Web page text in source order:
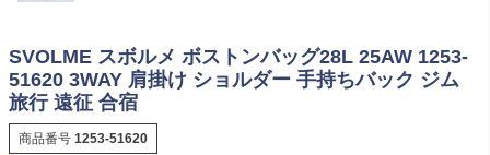
SVOLME スボルメ ボストンバッグ28L 25AW 1253-
51620 3WAY 肩掛け ショルダー 手持ちバック ジム
旅行 遠征 合宿
商品番号 1253-51620